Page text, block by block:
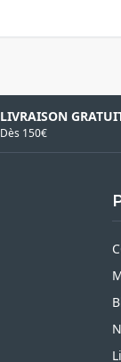
LIVRAISON
Dès 150€